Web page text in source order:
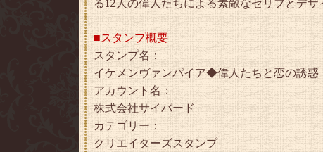
■スタンプ概要
スタンプ名：
イケメンヴァンパイア◆偉人たちと恋の誘惑
アカウント名：
株式会社サイバード
カテゴリー：
クリエイターズスタンプ